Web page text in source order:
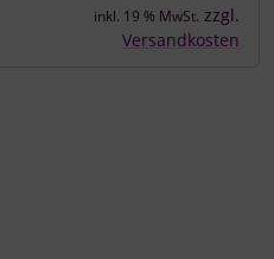
inkl. 19 % MwSt. zzgl.
Versandkosten